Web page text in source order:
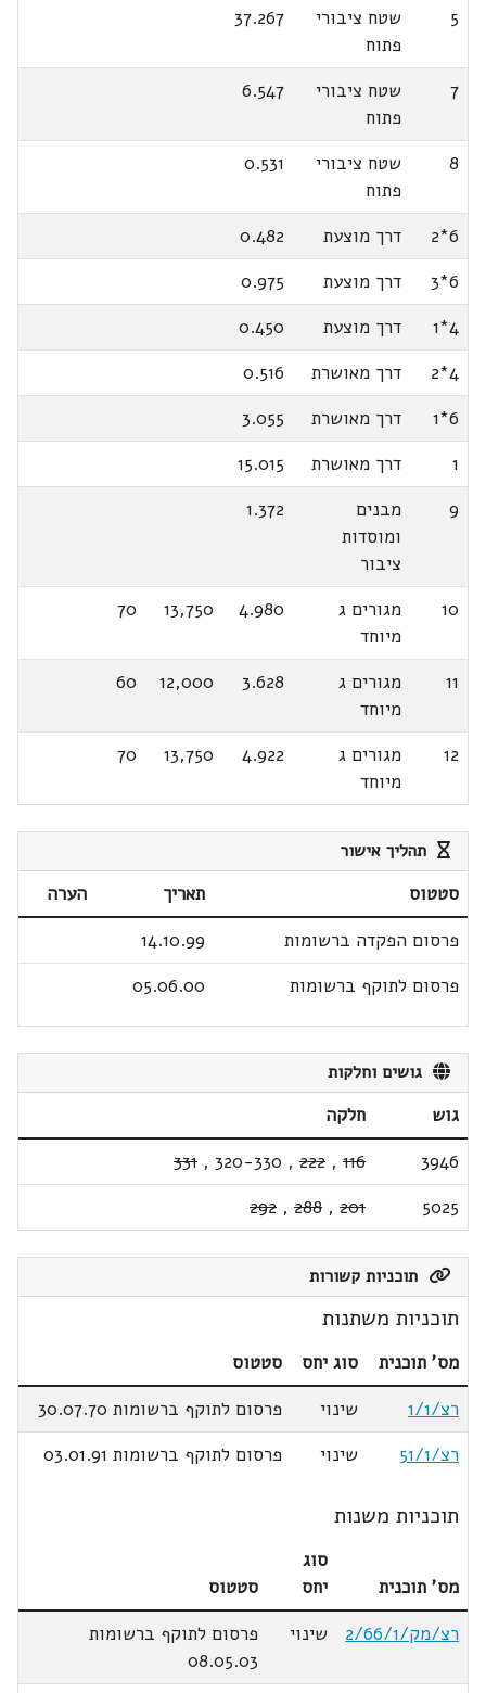
5
שטח ציבורי
פתוח
37.267
7
שטח ציבורי
פתוח
6.547
8
שטח ציבורי
פתוח
0.531
6*2 דרך מוצעת
0.482
6*3
דרך מוצעת
0.975
4*1
דרך מוצעת
0.450
4*2
דרך מאושרת
0.516
6*1
דרך מאושרת
3.055
1
דרך מאושרת
15.015
9
מבנים
ומוסדות
ציבור
1.372
10
מגורים ג
מיוחד
4.980
13,750
70
11
מגורים ג
מיוחד
3.628
12,000
60
12
מגורים ג
מיוחד
4.922
13,750
70
תהליך אישור
סטטוס תאריך
הערה
פרסום הפקדה ברשומות
14.10.99
פרסום לתוקף ברשומות
05.06.00
גושים וחלקות
גוש
חלקה
3946
116
,
222
,
320-330
,
331
5025
201
,
288
,
292
תוכניות קשורות
תוכניות משתנות
מס' תוכנית סוג יחס
סטטוס
רצ/1/1
שינוי
פרסום לתוקף ברשומות 30.07.70
רצ/51/1
שינוי פרסום לתוקף ברשומות 03.01.91
תוכניות משנות
מס' תוכנית
סוג
יחס
סטטוס
רצ/מק/2/66/1
שינוי
פרסום לתוקף ברשומות
08.05.03